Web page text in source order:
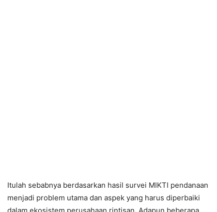
Itulah sebabnya berdasarkan hasil survei MIKTI pendanaan
menjadi problem utama dan aspek yang harus diperbaiki
dalam ekosistem perusahaan rintisan. Adapun beberapa